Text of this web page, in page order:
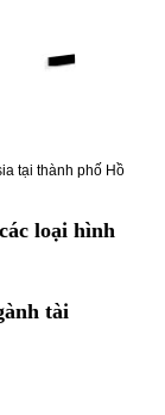
tại thành phố Hồ
loại hình
tài